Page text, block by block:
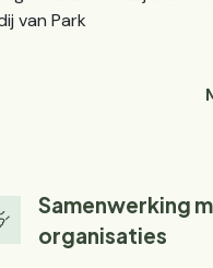
van Park
Samenwerking
organisaties